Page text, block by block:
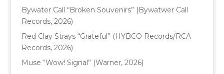
Bywater Call “Broken Souvenirs” (Bywatwer Call
Records, 2026)
Red Clay Strays “Grateful” (HYBCO Records/RCA
Records, 2026)
Muse “Wow! Signal” (Warner, 2026)